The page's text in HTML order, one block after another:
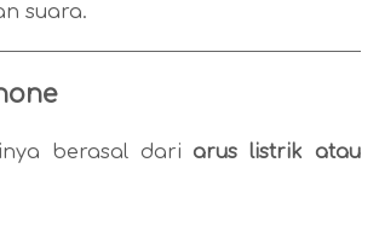
suara.
berasal dariarus listrik atau